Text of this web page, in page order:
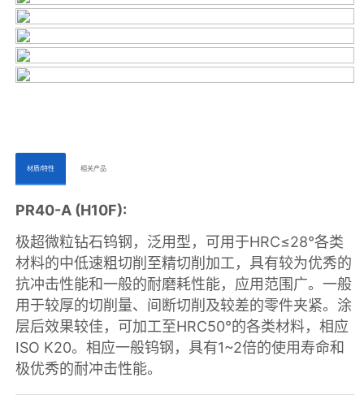
ㅤㅤ材质/特性ㅤㅤ ㅤㅤ相关产品ㅤㅤㅤ